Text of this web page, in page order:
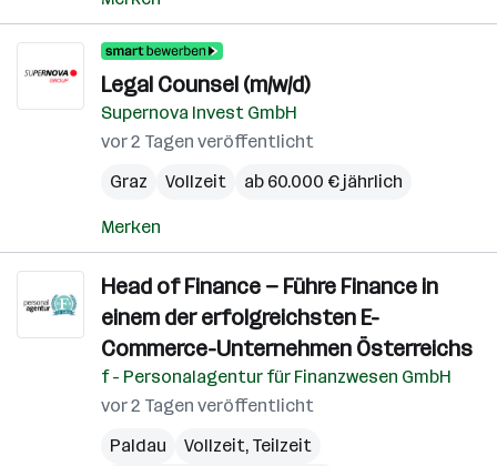
Legal Counsel (m/w/d)
Supernova Invest GmbH
vor 2 Tagen veröffentlicht
Graz
Vollzeit ab 60.000 € jährlich
Merken
Head of Finance — Führe Finance in
einem der erfolgreichsten E-
Commerce-Unternehmen Österreichs
f - Personalagentur für Finanzwesen GmbH
vor 2 Tagen veröffentlicht
Paldau
Vollzeit, Teilzeit